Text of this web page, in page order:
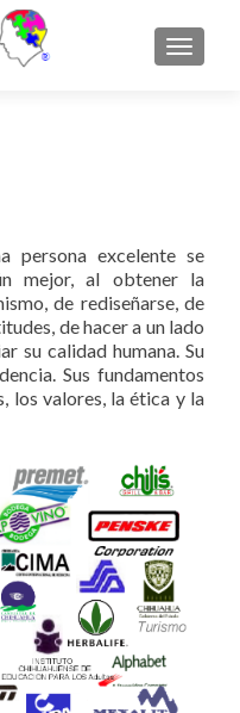
persona excelente se
mejor, al obtener la
de rediseñarse, de
de hacer a un lado
su calidad humana. Su
Sus fundamentos
los valores, la ética y la